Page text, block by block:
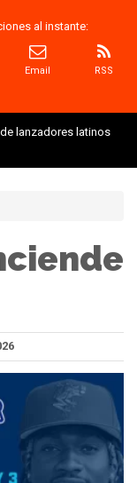
al instante:
Email RSS
lanzadores latinos